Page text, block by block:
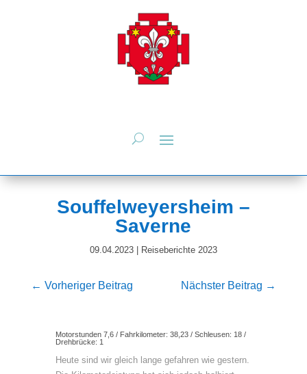
Souffelweyersheim –
Saverne
09.04.2023| Reiseberichte 2023
← Vorheriger Beitrag Nächster Beitrag →
Motorstunden 7,6 / Fahrkilometer: 38,23 / Schleusen: 18 /
Drehbrücke: 1
Heute sind wir gleich lange gefahren wie gestern.